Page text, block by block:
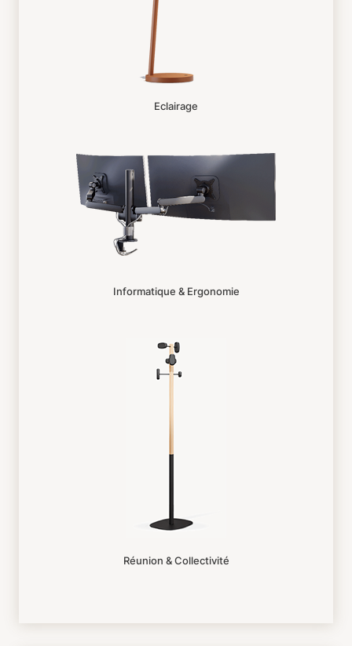
Eclairage
Informatique & Ergonomie
Réunion & Collectivité